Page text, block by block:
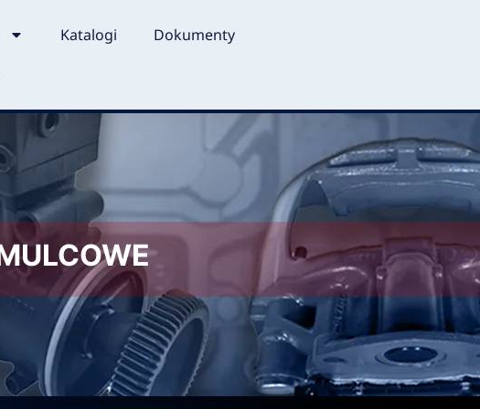
Katalogi
Dokumenty